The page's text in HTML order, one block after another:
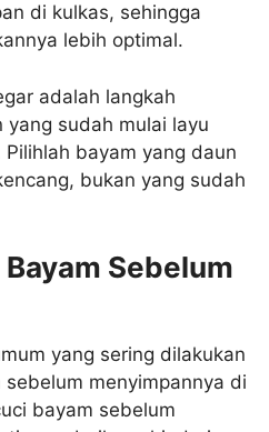
di kulkas, sehingga
lebih optimal.
adalah langkah
yang sudah mulai layu
bayam yang daun
bukan yang sudah
Sebelum
yang sering dilakukan
menyimpannya di
bayam sebelum